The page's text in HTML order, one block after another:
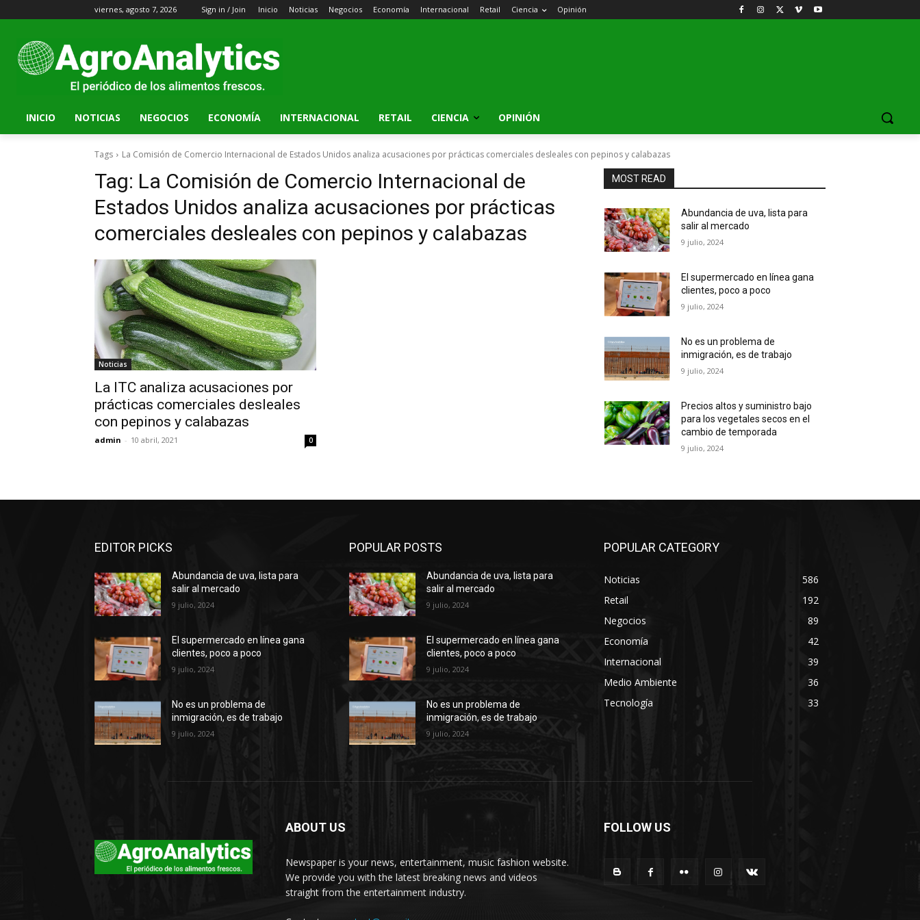
viernes, agosto 7, 2026 Sign in / Join Inicio Noticias Negocios Economía Internacional Retail Ciencia Opinión
INICIO NOTICIAS NEGOCIOS ECONOMÍA INTERNACIONAL RETAIL CIENCIA OPINIÓN
Tags La Comisión de Comercio Internacional de Estados Unidos analiza acusaciones por prácticas comerciales desleales con pepinos y calabazas
Tag: La Comisión de Comercio Internacional de
Estados Unidos analiza acusaciones por prácticas
comerciales desleales con pepinos y calabazas
Noticias
La ITC analiza acusaciones por
prácticas comerciales desleales
con pepinos y calabazas
admin - 10 abril, 2021 0
MOST READ
Abundancia de uva, lista para
salir al mercado
9 julio, 2024
El supermercado en línea gana
clientes, poco a poco
9 julio, 2024
No es un problema de
inmigración, es de trabajo
9 julio, 2024
Precios altos y suministro bajo
para los vegetales secos en el
cambio de temporada
9 julio, 2024
EDITOR PICKS
Abundancia de uva, lista para
salir al mercado
9 julio, 2024
El supermercado en línea gana
clientes, poco a poco
9 julio, 2024
No es un problema de
inmigración, es de trabajo
9 julio, 2024
POPULAR POSTS
Abundancia de uva, lista para
salir al mercado
9 julio, 2024
El supermercado en línea gana
clientes, poco a poco
9 julio, 2024
No es un problema de
inmigración, es de trabajo
9 julio, 2024
POPULAR CATEGORY
Noticias
586
Retail
192
Negocios
89
Economía
42
Internacional
39
Medio Ambiente
36
Tecnología
33
ABOUT US
Newspaper is your news, entertainment, music fashion website.
We provide you with the latest breaking news and videos
straight from the entertainment industry.
FOLLOW US